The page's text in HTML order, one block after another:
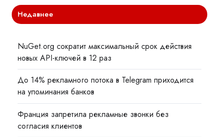
Недавнее
NuGet.org сократит максимальный срок действия
новых API-ключей в 12 раз
До 14% рекламного потока в Telegram приходится
на упоминания банков
Франция запретила рекламные звонки без
согласия клиентов